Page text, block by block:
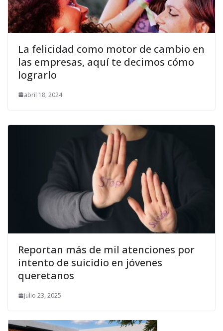
La felicidad como motor de cambio en
las empresas, aquí te decimos cómo
lograrlo
abril 18, 2024
Reportan más de mil atenciones por
intento de suicidio en jóvenes
queretanos
julio 23, 2025